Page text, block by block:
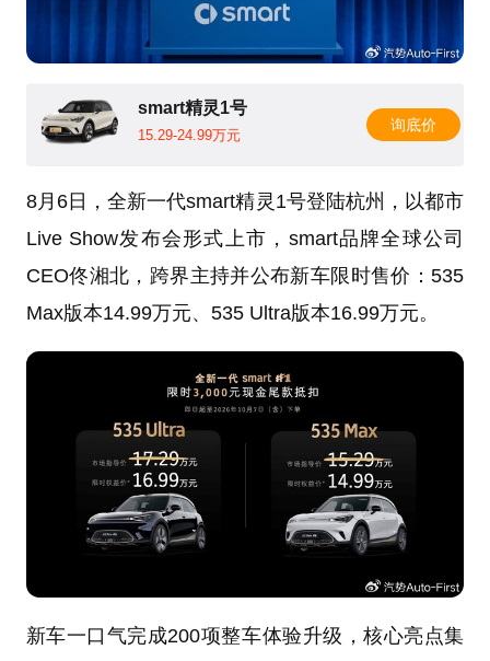
smart精灵1号
15.29-24.99万元
询底价
8月6日，全新一代smart精灵1号登陆杭州，以都市
Live Show发布会形式上市，smart品牌全球公司
CEO佟湘北，跨界主持并公布新车限时售价：535
Max版本14.99万元、535 Ultra版本16.99万元。
新车一口气完成200项整车体验升级，核心亮点集